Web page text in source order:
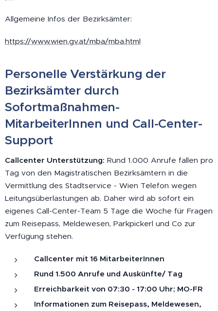
Allgemeine Infos der Bezirksämter:
https://www.wien.gv.at/mba/mba.html
Personelle Verstärkung der
Bezirksämter durch
Sofortmaßnahmen-
MitarbeiterInnen und Call-Center-
Support
Callcenter Unterstützung: Rund 1.000 Anrufe fallen pro
Tag von den Magistratischen Bezirksämtern in die
Vermittlung des Stadtservice - Wien Telefon wegen
Leitungsüberlastungen ab. Daher wird ab sofort ein
eigenes Call-Center-Team 5 Tage die Woche für Fragen
zum Reisepass, Meldewesen, Parkpickerl und Co zur
Verfügung stehen.
Callcenter mit 16 MitarbeiterInnen
Rund 1.500 Anrufe und Auskünfte/ Tag
Erreichbarkeit von 07:30 - 17:00 Uhr; MO-FR
Informationen zum Reisepass, Meldewesen,